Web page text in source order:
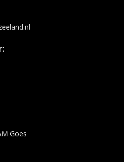
Goes